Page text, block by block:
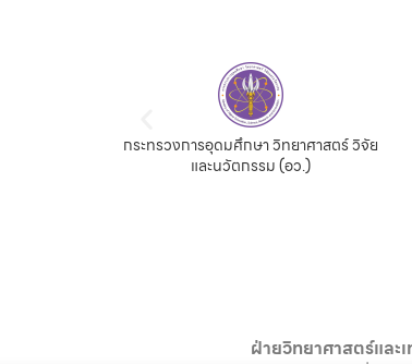
กระทรวงการอุดมศึกษา วิทยาศาสตร์ วิจัย
และนวัตกรรม (อว.)
ฝ่ายวิทยาศาสตร์และ